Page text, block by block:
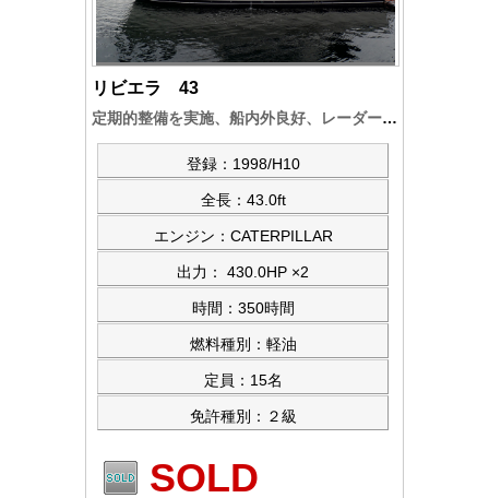
リビエラ 43
定期的整備を実施、船内外良好、レーダー等機器・装備品類充実、CATエンジン2機 完全オーバーホール済み
登録：1998/H10
全長：43.0ft
エンジン：CATERPILLAR
出力： 430.0HP ×2
時間：350時間
燃料種別：軽油
定員：15名
免許種別：２級
SOLD